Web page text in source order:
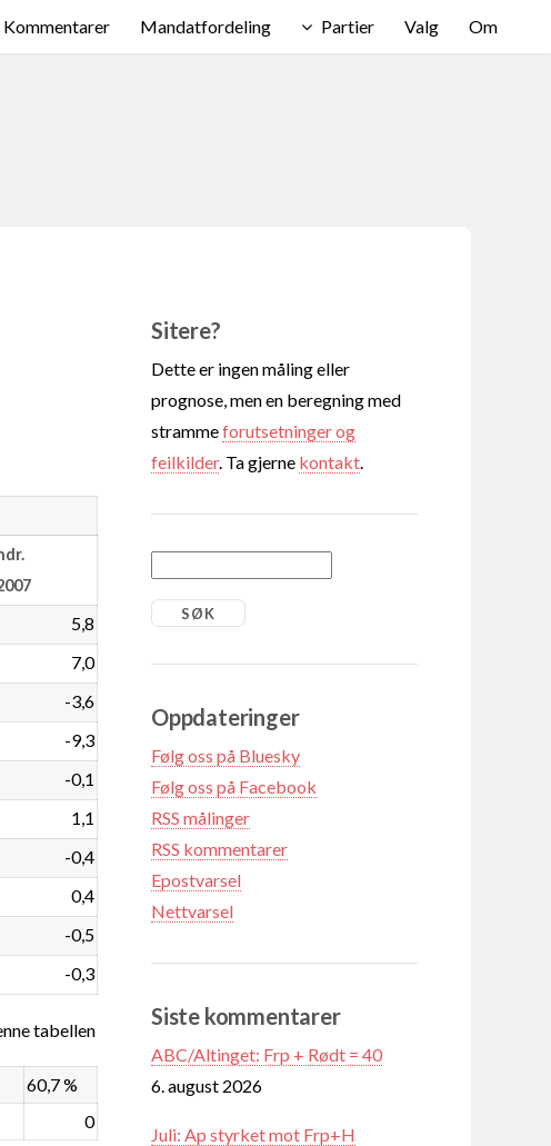
Kommentarer Mandatfordeling Partier Valg Om
5,8
7,0
-3,6
-9,3
-0,1
1,1
-0,4
0,4
-0,5
-0,3
tabellen
60,7 %
0
Sitere?
Dette er ingen måling eller
prognose, men en beregning med
strammeforutsetninger og
feilkilder. Ta gjerne kontakt
Oppdateringer
Følg oss på Bluesky
Følg oss på Facebook
RSS målinger
RSS kommentarer
Epostvarsel
Nettvarsel
Siste kommentarer
ABC/Altinget: Frp + Rødt = 40
6. august 2026
Juli: Ap styrket mot Frp+H